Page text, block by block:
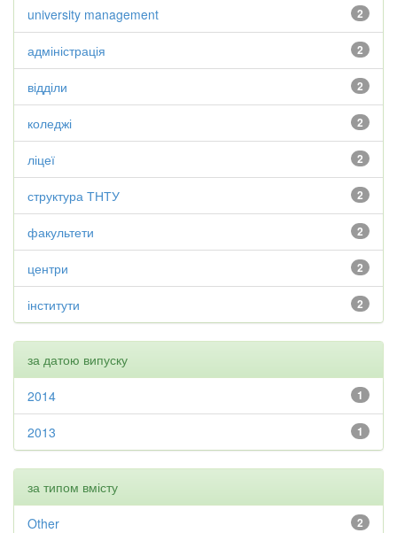
2
university management
2
адміністрація
2
відділи
2
коледжі
2
ліцеї
2
структура ТНТУ
2
факультети
2
центри
2
інститути
за датою випуску
1
2014
1
2013
за типом вмісту
2
Other